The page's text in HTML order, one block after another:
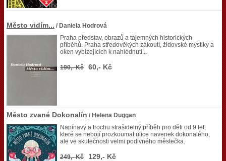
Město vidím... / Daniela Hodrová
Praha představ, obrazů a tajemných historických
příběhů. Praha středověkých zákoutí, židovské mystiky a
oken vybízejících k nahlédnutí...
190,- Kč 60,- Kč
Město zvané Dokonalín / Helena Duggan
Napínavý a trochu strašidelný příběh pro děti od 9 let,
které se nebojí prozkoumat ulice navenek dokonalého,
ale ve skutečnosti velmi podivného městečka.
249,- Kč 129,- Kč